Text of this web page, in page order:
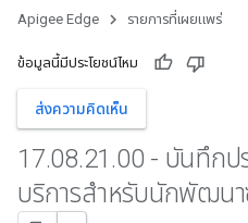
Apigee Edge รายการที่เผยแพร่
ข้อมูลนี้มีประโยชน์ไหม
ส่งความคิดเห็น
17.08.21 .00 - บันทึกป
บริการสำหรับนักพัฒน